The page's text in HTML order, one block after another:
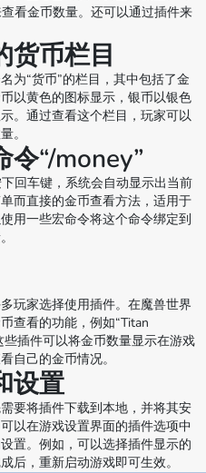
看金币数量。还可以通过插件来
货币栏目
为“货币”的栏目，其中包括了金
以黄色的图标显示，银币以银色
。通过查看这个栏目，玩家可以
。
令“/money”
回车键，系统会自动显示出当前
而直接的金币查看方法，适用于
用一些宏命令将这个命令绑定到
玩家选择使用插件。在魔兽世界
查看的功能，例如“Titan
些插件可以将金币数量显示在游戏
自己的金币情况。
设置
要将插件下载到本地，并将其安
以在游戏设置界面的插件选项中
置。例如，可以选择插件显示的
后，重新启动游戏即可生效。